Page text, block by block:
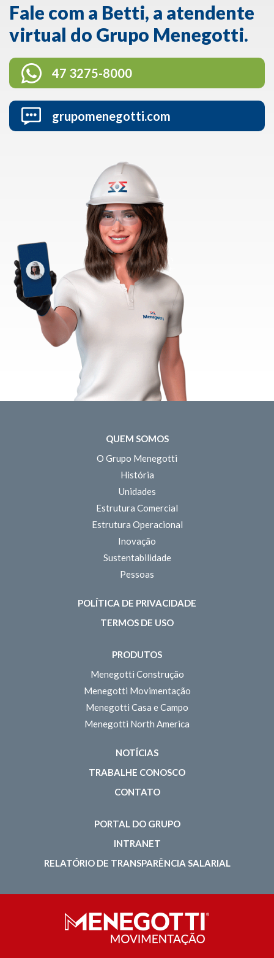
Fale com a Betti, a atendente
virtual do Grupo Menegotti.
47 3275-8000
grupomenegotti.com
QUEM SOMOS
O Grupo Menegotti
História
Unidades
Estrutura Comercial
Estrutura Operacional
Inovação
Sustentabilidade
Pessoas
POLÍTICA DE PRIVACIDADE
TERMOS DE USO
PRODUTOS
Menegotti Construção
Menegotti Movimentação
Menegotti Casa e Campo
Menegotti North America
NOTÍCIAS
TRABALHE CONOSCO
CONTATO
PORTAL DO GRUPO
INTRANET
RELATÓRIO DE TRANSPARÊNCIA SALARIAL